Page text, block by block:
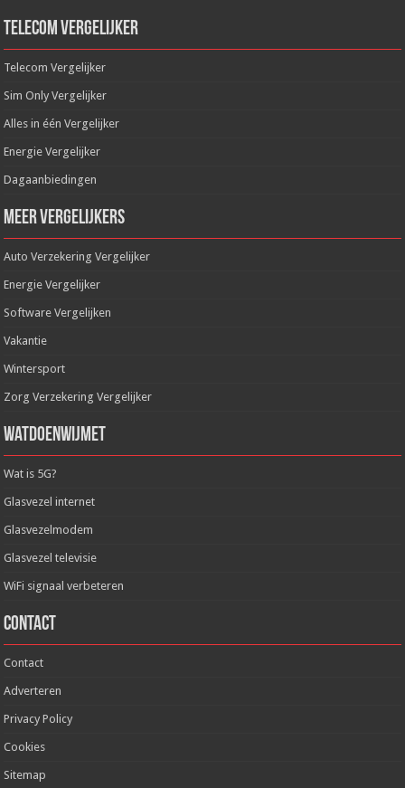
Telecom Vergelijker
Telecom Vergelijker
Sim Only Vergelijker
Alles in één Vergelijker
Energie Vergelijker
Dagaanbiedingen
Meer Vergelijkers
Auto Verzekering Vergelijker
Energie Vergelijker
Software Vergelijken
Vakantie
Wintersport
Zorg Verzekering Vergelijker
WatDoenWijMet
Wat is 5G?
Glasvezel internet
Glasvezelmodem
Glasvezel televisie
WiFi signaal verbeteren
Contact
Contact
Adverteren
Privacy Policy
Cookies
Sitemap